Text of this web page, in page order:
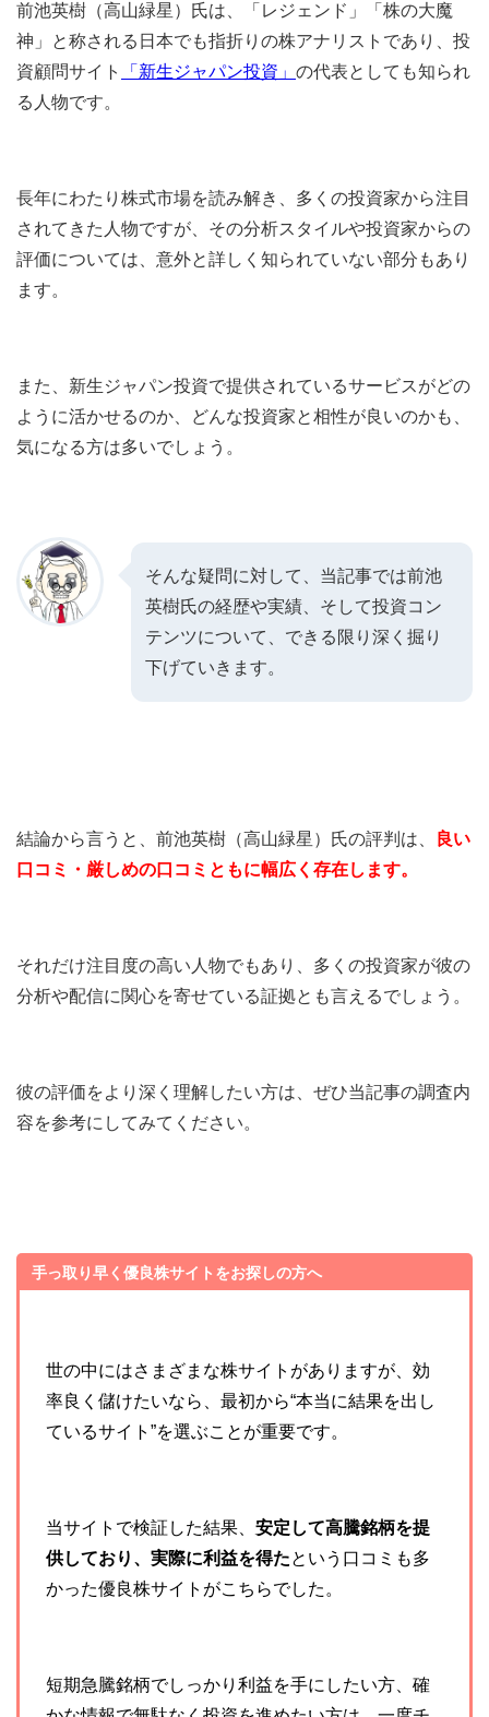
前池英樹（高山緑星）氏は、「レジェンド」「株の大魔
神」と称される日本でも指折りの株アナリストであり、投
資顧問サイト
「新生ジャパン投資」 の代表としても知られ
る人物です。
長年にわたり株式市場を読み解き、多くの投資家から注目
されてきた人物ですが、その分析スタイルや投資家からの
評価については、意外と詳しく知られていない部分もあり
ます。
また、新生ジャパン投資で提供されているサービスがどの
ように活かせるのか、どんな投資家と相性が良いのかも、
気になる方は多いでしょう。
そんな疑問に対して、当記事では前池
英樹氏の経歴や実績、そして投資コン
テンツについて、できる限り深く掘り
下げていきます。
結論から言うと、前池英樹（高山緑星）氏の評判は、
良い
口コミ・厳しめの口コミともに幅広く存在します。
それだけ注目度の高い人物でもあり、多くの投資家が彼の
分析や配信に関心を寄せている証拠とも言えるでしょう。
彼の評価をより深く理解したい方は、ぜひ当記事の調査内
容を参考にしてみてください。
手っ取り早く優良株サイトをお探しの方へ
世の中にはさまざまな株サイトがありますが、効
率良く儲けたいなら、最初から“本当に結果を出し
ているサイト”を選ぶことが重要です。
当サイトで検証した結果、 安定して高騰銘柄を提
供しており、実際に利益を得たという口コミも多
かった優良株サイトがこちらでした。
短期急騰銘柄でしっかり利益を手にしたい方、確